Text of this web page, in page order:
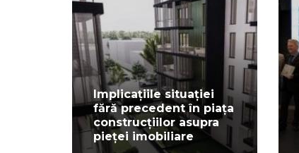
Implicațiile situației
fără precedent în piața
construcțiilor asupra
pieței imobiliare